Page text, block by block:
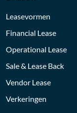
Leasevormen
Financial Lease
Operational Lease
Sale & Lease Back
Vendor Lease
Verkeringen